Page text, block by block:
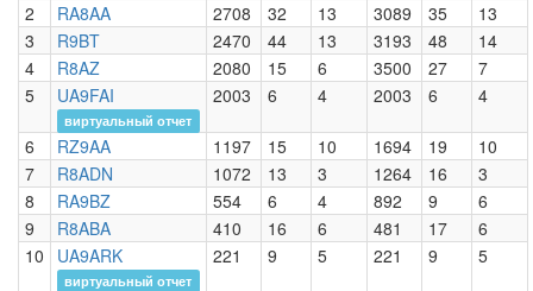
2
RA8AA 2708 32 13 3089 35
13
3
R9BT 2470 44 13 3193 48
14
4
R8AZ 2080 15 6 3500 27
7
5
UA9FAI
виртуальный отчет
2003 6 4 2003 6 4
6 RZ9AA 1197 15 10 1694 19
10
7
R8ADN 1072 13 3 1264 16
3
8
RA9BZ 554 6 4 892 9
6
9
R8ABA 410 16 6 481 17
6
10
UA9ARK
виртуальный отчет
221 9 5 221 9 5